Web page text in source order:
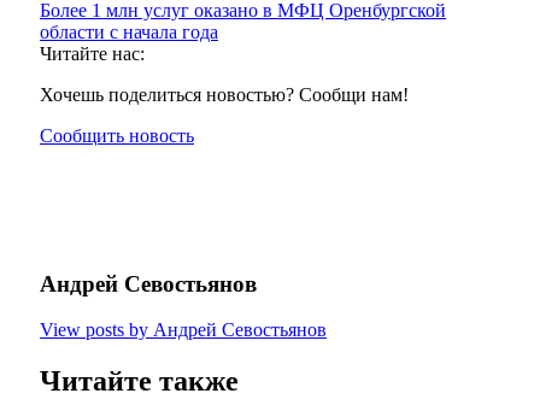
Более 1 млн услуг оказано в МФЦ Оренбургской
области с начала года
Читайте нас:
Хочешь поделиться новостью? Сообщи нам!
Сообщить новость
Андрей Севостьянов
View posts by Андрей Севостьянов
Читайте также